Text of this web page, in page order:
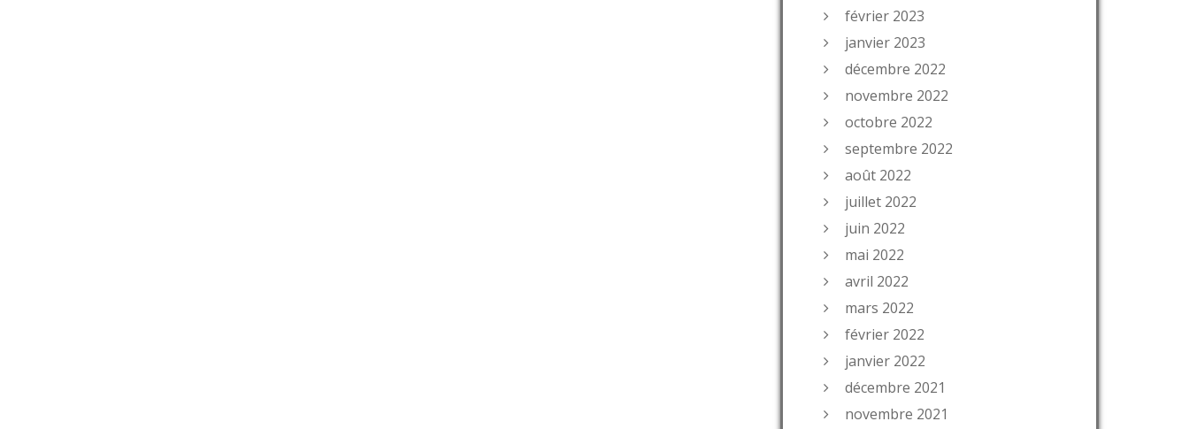
février 2023
janvier 2023
décembre 2022
novembre 2022
octobre 2022
septembre 2022
août 2022
juillet 2022
juin 2022
mai 2022
avril 2022
mars 2022
février 2022
janvier 2022
décembre 2021
novembre 2021